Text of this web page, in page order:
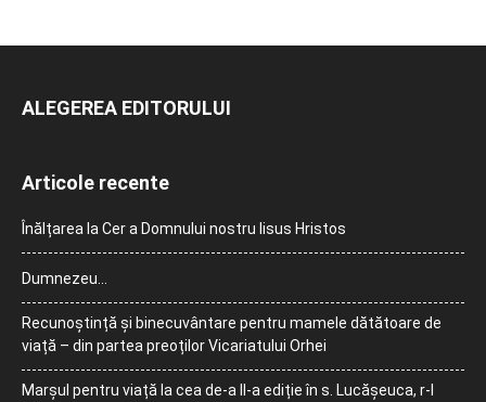
ALEGEREA EDITORULUI
Articole recente
Înălțarea la Cer a Domnului nostru Iisus Hristos
Dumnezeu…
Recunoștință și binecuvântare pentru mamele dătătoare de
viață – din partea preoților Vicariatului Orhei
Marșul pentru viață la cea de-a II-a ediție în s. Lucășeuca, r-l